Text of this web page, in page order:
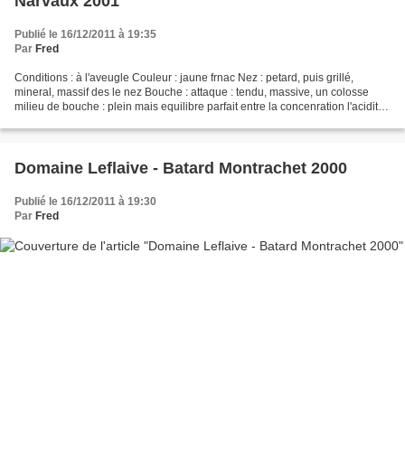
Publié le 16/12/2011 à 19:35
Par Fred
Conditions : à l'aveugle Couleur : jaune frnac Nez : petard, puis grillé,
mineral, massif des le nez Bouche : attaque : tendu, massive, un colosse
milieu de bouche : plein mais equilibre parfait entre la concenration l'acidité
Domaine Leflaive - Batard Montrachet 2000
Publié le 16/12/2011 à 19:30
Par Fred